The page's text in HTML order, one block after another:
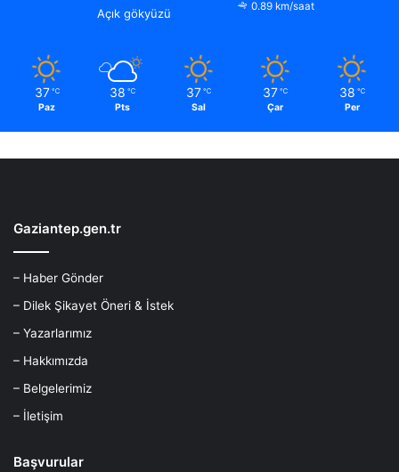
Açık gökyüzü
0.89 km/saat
37 ℃
Paz
38 ℃
Pts
37 ℃
Sal
37 ℃
Çar
38 ℃
Per
Gaziantep.gen.tr
– Haber Gönder
– Dilek Şikayet Öneri & İstek
– Yazarlarımız
– Hakkımızda
– Belgelerimiz
– İletişim
Başvurular